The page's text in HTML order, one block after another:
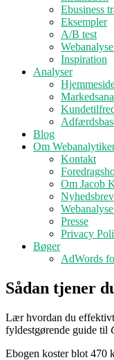
Ebusiness
Eksempler
A/B test
Inspiration
Analyser
Blog
Om
Kontakt
Om Jacob
Nyhedsbrev
Presse
Privacy
Bøger
AdWords
Sådan tjener
Lær hvordan du effektivt
fyldestgørende guide til
Ebogen koster blot 470